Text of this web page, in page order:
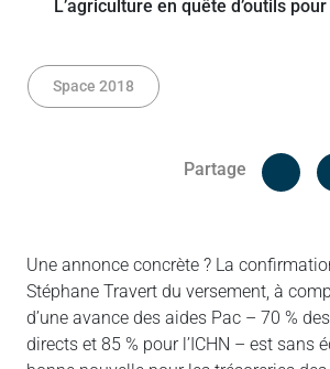
Space 2018
Partage
Une annonce concrète ? La
Stéphane Travert du versement, à
d’une avance des aides Pac – 70 %
directs et 85 % pour l’ICHN – est sans